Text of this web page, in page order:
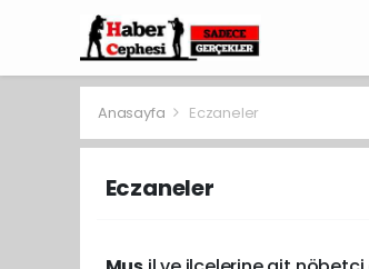
Anasayfa Eczaneler
Eczaneler